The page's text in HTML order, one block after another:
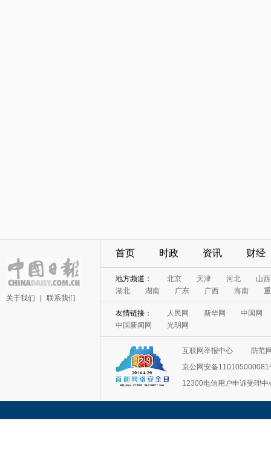
关于我们 联系我们
首页 时政 资讯 财经
地方频道： 北京 天津 河北
山西
湖北
湖南 广东 广西 海南
友情链接： 人民网 新华网
中国网
中国新闻网
光明网
互联网举报中心
防范
京公网安备110105000081
12300电信用户申诉受理中